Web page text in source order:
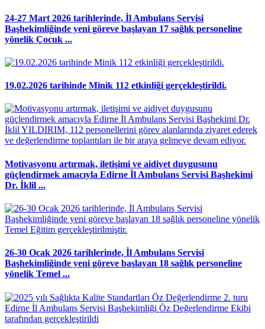
24-27 Mart 2026 tarihlerinde, İl Ambulans Servisi
Başhekimliğinde yeni göreve başlayan 17 sağlık personeline
yönelik Çocuk ...
19.02.2026 tarihinde Minik 112 etkinliği gerçekleştirildi.
Motivasyonu artırmak, iletişimi ve aidiyet duygusunu
güçlendirmek amacıyla Edirne İl Ambulans Servisi Başhekimi
Dr. İklil ...
26-30 Ocak 2026 tarihlerinde, İl Ambulans Servisi
Başhekimliğinde yeni göreve başlayan 18 sağlık personeline
yönelik Temel ...